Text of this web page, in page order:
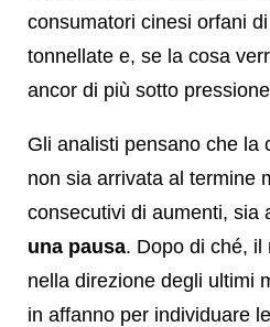
consumatori cinesi orfani
tonnellate e, se la cosa
ancor di più sotto
Gli analisti pensano che la
non sia arrivata al termine
consecutivi di aumenti, sia
una pausa. Dopo di ché, il
nella direzione degli ultimi
in affanno per individuare